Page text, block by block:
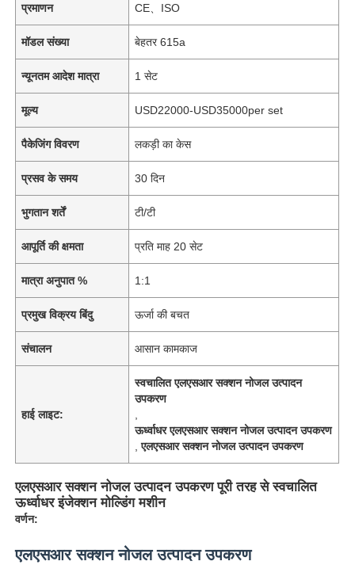
प्रमाणन CE、ISO
मॉडल संख्या बेहतर 615a
न्यूनतम आदेश मात्रा 1 सेट
मूल्य USD22000-USD35000per set
पैकेजिंग विवरण लकड़ी का केस
प्रसव के समय 30 दिन
भुगतान शर्तें टी/टी
आपूर्ति की क्षमता प्रति माह 20 सेट
मात्रा अनुपात % 1:1
प्रमुख विक्रय बिंदु ऊर्जा की बचत
संचालन आसान कामकाज
हाई लाइट:
स्वचालित एलएसआर सक्शन नोजल उत्पादन
उपकरण
ऊर्ध्वाधर एलएसआर सक्शन नोजल उत्पादन उपकरण
,एलएसआर सक्शन नोजल उत्पादन उपकरण
एलएसआर सक्शन नोजल उत्पादन उपकरण पूरी तरह से स्वचालित
ऊर्ध्वाधर इंजेक्शन मोल्डिंग मशीन
वर्णन:
एलएसआर सक्शन नोजल उत्पादन उपकरण